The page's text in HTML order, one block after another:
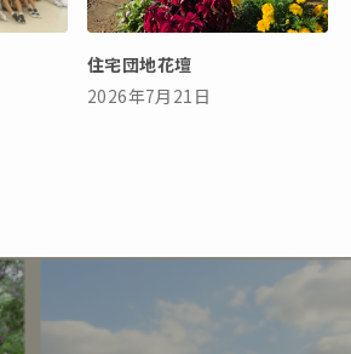
住宅団地花壇
2026年7月21日